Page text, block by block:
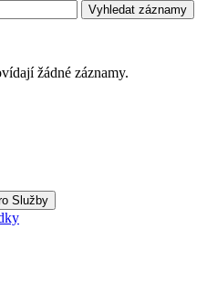
Vyhledat záznamy
žádné záznamy.
Služby